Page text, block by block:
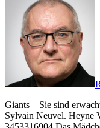
Giants – Sie sind erwacht: Roman (Giants-Reihe, Band 1) von
Sylvain Neuvel. Heyne